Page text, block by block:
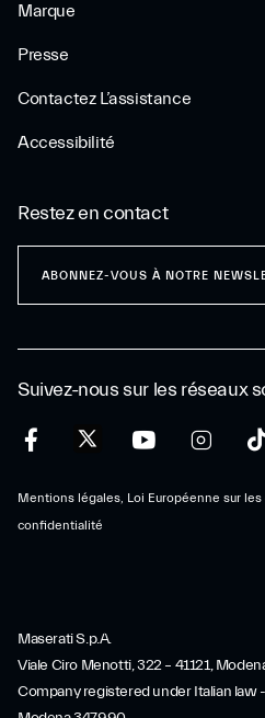
Marque
Presse
Contactez L’assistance
Accessibilité
Suivez-nous sur les réseaux
Mentions légales, Loi Européenne sur
confidentialité
Restez en contact
ABONNEZ-VOUS À NOTRE
Maserati S.p.A.
Viale Ciro Menotti, 322 – 41121,
Company registered under Italian law